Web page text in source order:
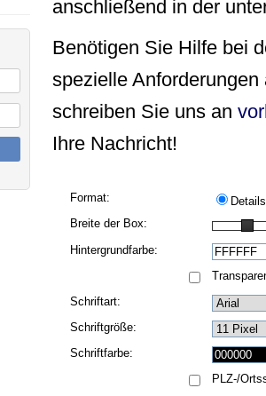
anschließend in der
Benötigen Sie Hilfe bei
spezielle
schreiben Sie uns an
Ihre Nachricht!
Format:
Details
Breite der Box:
Hintergrundfarbe:
Schriftart:
Schriftgröße:
Schriftfarbe:
PLZ-/